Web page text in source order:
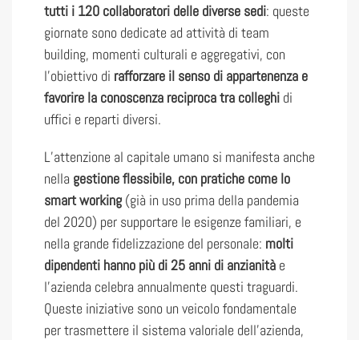
tutti i 120 collaboratori delle diverse sedi: queste
giornate sono dedicate ad attività di team
building, momenti culturali e aggregativi, con
l’obiettivo di rafforzare il senso di appartenenza e
favorire la conoscenza reciproca tra colleghi di
uffici e reparti diversi.
L’attenzione al capitale umano si manifesta anche
nella gestione flessibile, con pratiche come lo
smart working (già in uso prima della pandemia
del 2020) per supportare le esigenze familiari, e
nella grande fidelizzazione del personale: molti
dipendenti hanno più di 25 anni di anzianità e
l’azienda celebra annualmente questi traguardi.
Queste iniziative sono un veicolo fondamentale
per trasmettere il sistema valoriale dell’azienda,